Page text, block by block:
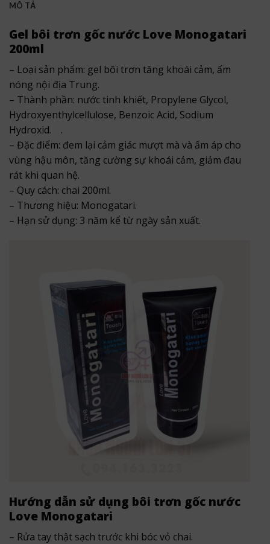
MÔ TẢ
Gel bôi trơn gốc nước Love Monogatari
200ml
– Loại sản phẩm: gel bôi trơn tăng khoái cảm, ấm
nóng nội địa Trung.
– Thành phần: nước tinh khiết, Propylene Glycol,
Hydroxyenthylcellulose, Benzoic Acid, Sodium
Hydroxid. .
– Đặc điểm: đem lại cảm giác mượt mà và ấm áp cho
vùng hậu môn, tăng cường sự khoái cảm, giảm đau
rát khi quan hệ.
– Quy cách: chai 200ml.
– Thương hiệu: Monogatari.
– Hạn sử dụng: 3 năm kể từ ngày sản xuất.
Hướng dẫn sử dụng bôi trơn gốc nước
Love Monogatari
– Rửa tay thật sạch trước khi bóc vỏ chai.